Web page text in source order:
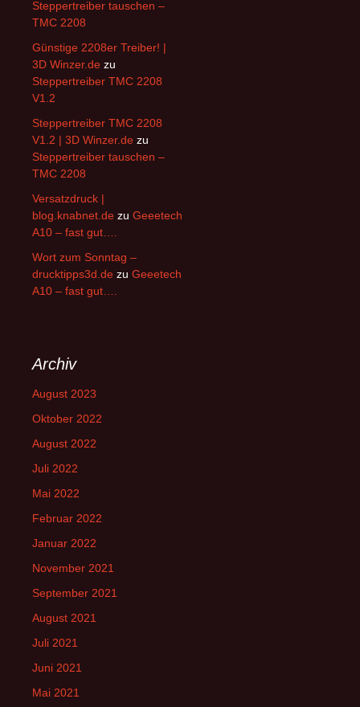
Steppertreiber tauschen –
TMC 2208
Günstige 2208er Treiber! |
3D Winzer.de zu
Steppertreiber TMC 2208
V1.2
Steppertreiber TMC 2208
V1.2 | 3D Winzer.de zu
Steppertreiber tauschen –
TMC 2208
Versatzdruck |
blog.knabnet.de zu Geeetech
A10 – fast gut….
Wort zum Sonntag –
drucktipps3d.de zu Geeetech
A10 – fast gut….
Archiv
August 2023
Oktober 2022
August 2022
Juli 2022
Mai 2022
Februar 2022
Januar 2022
November 2021
September 2021
August 2021
Juli 2021
Juni 2021
Mai 2021